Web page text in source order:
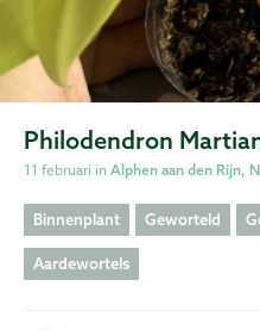
Privacy
Voorwaarden
Philodendron
11 februari in Alphen aan den Rijn,
Binnenplant Geworteld
Aardewortels